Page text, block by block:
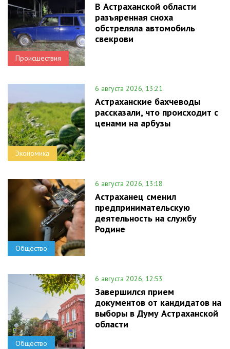
Происшествия
В Астраханской области
разъяренная сноха
обстреляла автомобиль
свекрови
Экономика
6 августа 2026, 13:21
Астраханские бахчеводы
рассказали, что происходит с
ценами на арбузы
Общество
6 августа 2026, 13:18
Астраханец сменил
предпринимательскую
деятельность на службу
Родине
Общество
6 августа 2026, 12:53
Завершился прием
документов от кандидатов на
выборы в Думу Астраханской
области